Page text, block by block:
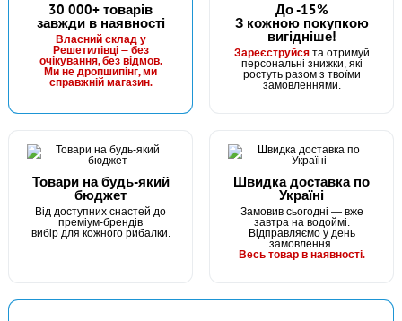
30 000+ товарів
завжди в наявності
Власний склад у
Решетилівці — без
очікування, без відмов.
Ми не дропшипінг, ми
справжній магазин.
До -15%
З кожною покупкою
вигідніше!
Зареєструйсята отримуй
персональні знижки, які
ростуть разом з твоїми
замовленнями.
Товари на будь-який
бюджет
Від доступних снастей до
преміум-брендів
вибір для кожного рибалки.
Швидка доставка по
Україні
Замовив сьогодні — вже
завтра на водоймі.
Відправляємо у день
замовлення.
Весь товар в наявності.